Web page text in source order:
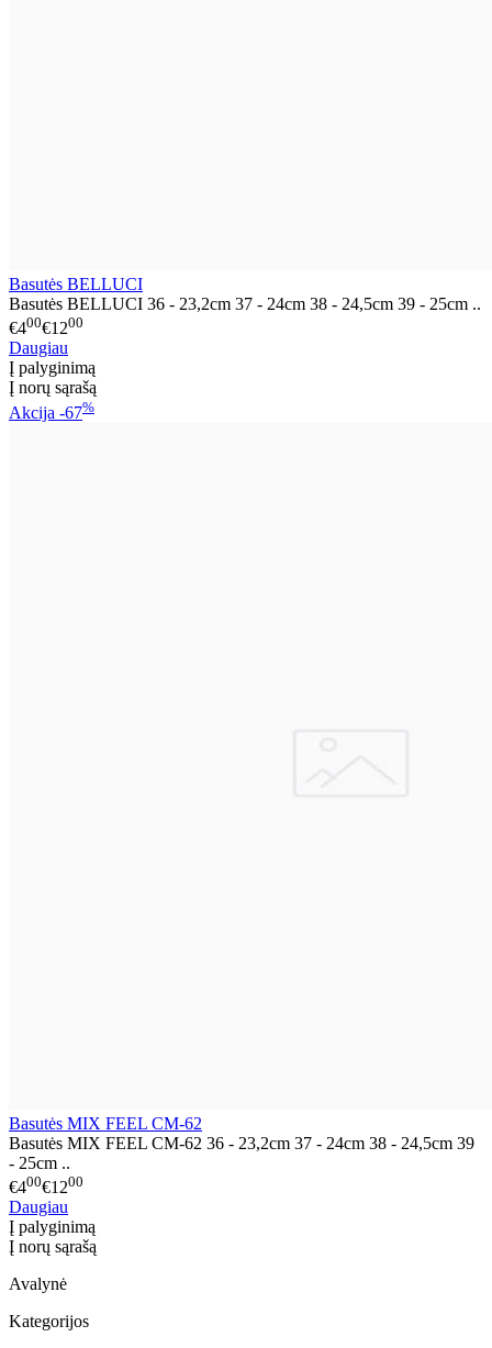
Basutės BELLUCI
Basutės BELLUCI 36 - 23,2cm 37 - 24cm 38 - 24,5cm 39 - 25cm ..
€400€1200
Daugiau
Į palyginimą
Į norų sąrašą
Akcija -67%
Basutės MIX FEEL CM-62
Basutės MIX FEEL CM-62 36 - 23,2cm 37 - 24cm 38 - 24,5cm 39
- 25cm ..
€400€1200
Daugiau
Į palyginimą
Į norų sąrašą
Avalynė
Kategorijos